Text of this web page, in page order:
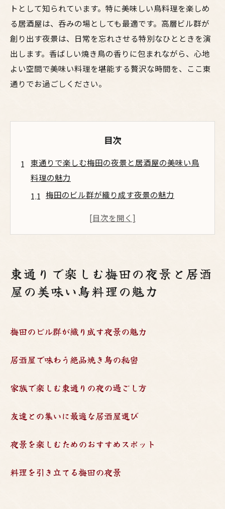
トとして知られています。特に美味しい鳥料理を楽しめ
る居酒屋は、呑みの場としても最適です。高層ビル群が
創り出す夜景は、日常を忘れさせる特別なひとときを演
出します。香ばしい焼き鳥の香りに包まれながら、心地
よい空間で美味い料理を堪能する贅沢な時間を、ここ東
通りでお過ごしください。
目次
東通りで楽しむ梅田の夜景と居酒屋の美味い鳥
料理の魅力
梅田のビル群が織り成す夜景の魅力
居酒屋で味わう絶品焼き鳥の秘密
料理を引き立てる梅田の夜景
家族で楽しむ東通りの居酒屋体験と絶品鳥料理
家族でシェアできる鳥料理の魅力
子供も楽しめる居酒屋メニューの紹介
居心地の良い家族向けの居酒屋
特別な時間
東通りで楽しむ梅田の夜景と居酒
屋の美味い鳥料理の魅力
梅田のビル群が織り成す夜景の魅力
居酒屋で味わう絶品焼き鳥の秘密
家族で楽しむ東通りの夜の過ごし方
友達との集いに最適な居酒屋選び
夜景を楽しむためのおすすめスポット
料理を引き立てる梅田の夜景